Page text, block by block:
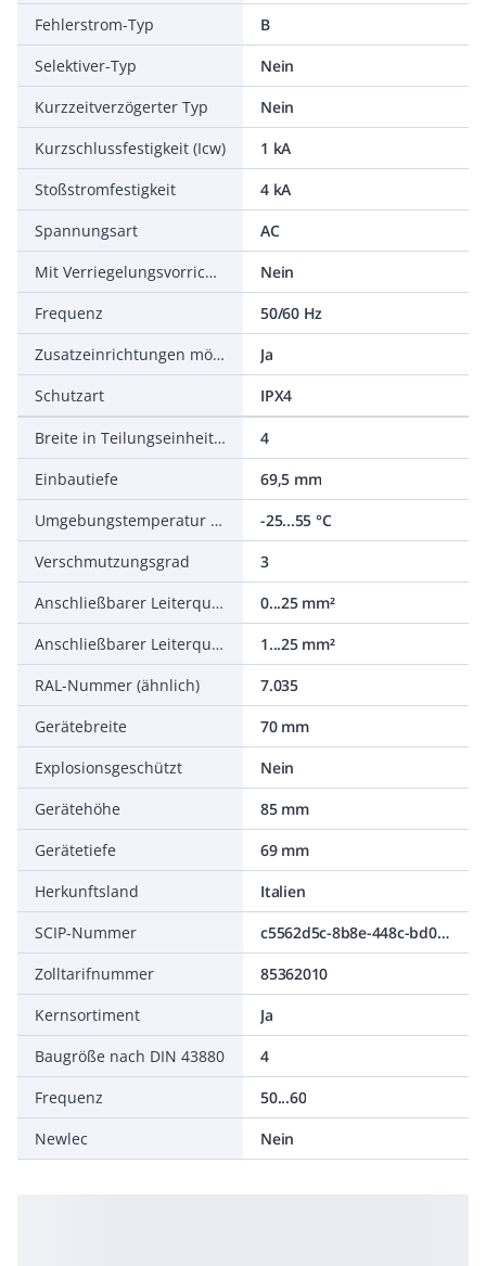
Fehlerstrom-Typ
B
Selektiver-Typ
Nein
Kurzzeitverzögerter Typ
Nein
Kurzschlussfestigkeit (Icw)
1 kA
Stoßstromfestigkeit
4 kA
Spannungsart
AC
Mit Verriegelungsvorrichtung
Nein
Frequenz
50/60 Hz
Zusatzeinrichtungen möglich
Ja
Schutzart
IPX4
Breite in Teilungseinheiten
4
Einbautiefe
69,5 mm
Umgebungstemperatur während des Betriebs
-25...55 °C
Verschmutzungsgrad
3
Anschließbarer Leiterquerschnitt mehrdrähtig
0...25 mm²
Anschließbarer Leiterquerschnitt eindrähtig
1...25 mm²
RAL-Nummer (ähnlich)
7.035
Gerätebreite
70 mm
Explosionsgeschützt
Nein
Gerätehöhe
85 mm
Gerätetiefe
69 mm
Herkunftsland
Italien
SCIP-Nummer
c5562d5c-8b8e-448c-bd0c-fa383d0276e9
Zolltarifnummer
85362010
Kernsortiment
Ja
Baugröße nach DIN 43880
4
Frequenz
50...60
Newlec
Nein